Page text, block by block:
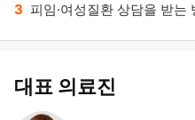
피임·여성질환 상담을 받는
대표 의료진